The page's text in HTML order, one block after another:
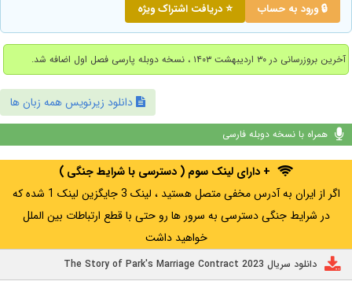
🔒 ورود به حساب ⭐ دریافت اشتراک ویژه
آخرین بروزرسانی در ۳۰ اردیبهشت ۱۴۰۳ ، نسخه دوبله پارسی فصل اول اضافه شد.
دانلود زیرنویس همه زبان ها
همراه با نسخه دوبله فارسی
+ دارای لینک سوم ( دسترسی با شرایط جنگی )
اگر از ایران به آدرس مخفی متصل هستید ، لینک 3 جایگزین لینک 1 شده که
در شرایط جنگی دسترسی به سرور ها رو حتی با قطع ارتباطات بین الملل
خواهید داشت
دانلود سریال The Story of Park's Marriage Contract 2023